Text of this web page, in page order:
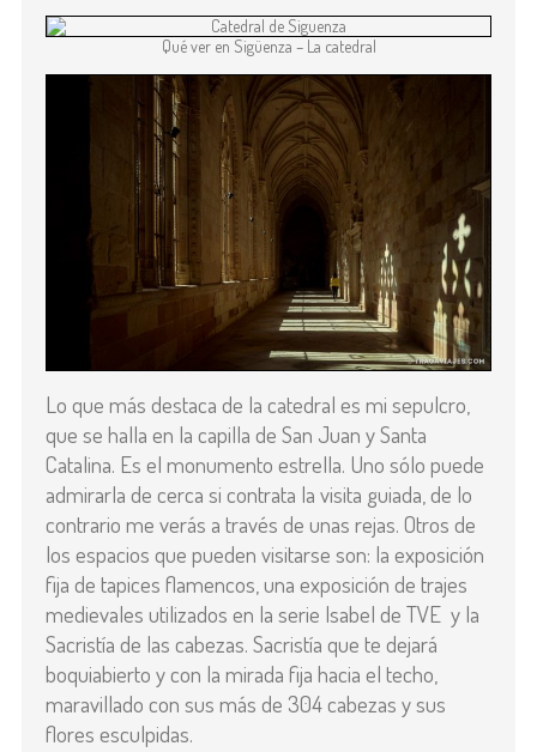
Qué ver en Sigüenza – La catedral
Lo que más destaca de la catedral es mi sepulcro,
que se halla en la capilla de San Juan y Santa
Catalina. Es el monumento estrella. Uno sólo puede
admirarla de cerca si contrata la visita guiada, de lo
contrario me verás a través de unas rejas. Otros de
los espacios que pueden visitarse son: la exposición
fija de tapices flamencos, una exposición de trajes
medievales utilizados en la serie Isabel de TVE y la
Sacristía de las cabezas. Sacristía que te dejará
boquiabierto y con la mirada fija hacia el techo,
maravillado con sus más de 304 cabezas y sus
flores esculpidas.